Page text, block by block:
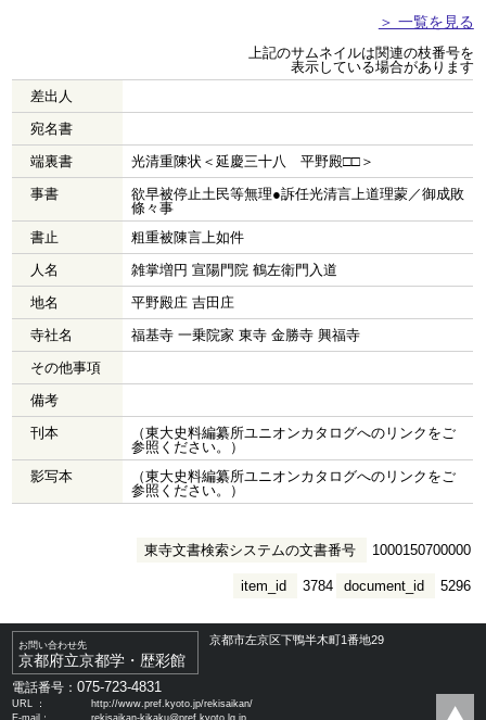
＞ 一覧を見る
上記のサムネイルは関連の枝番号を
表示している場合があります
差出人
宛名書
端裏書
光清重陳状＜延慶三十八 平野殿□□＞
事書
欲早被停止土民等無理●訴任光清言上道理蒙／御成敗
條々事
書止
粗重被陳言上如件
人名
雑掌増円 宣陽門院 鶴左衛門入道
地名
平野殿庄 吉田庄
寺社名
福基寺 一乗院家 東寺 金勝寺 興福寺
その他事項
備考
刊本
（東大史料編纂所ユニオンカタログへのリンクをご
参照ください。）
影写本
（東大史料編纂所ユニオンカタログへのリンクをご
参照ください。）
東寺文書検索システムの文書番号 1000150700000
document_id 5296
item_id 3784
お問い合わせ先
京都府立京都学・歴彩館
京都市左京区下鴨半木町1番地29
電話番号：075-723-4831
URL ：
http://www.pref.kyoto.jp/rekisaikan/
E-mail：
rekisaikan-kikaku@pref.kyoto.lg.jp